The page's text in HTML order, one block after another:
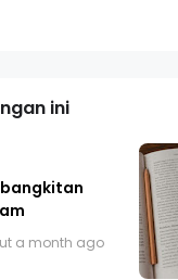
ini
a month ago